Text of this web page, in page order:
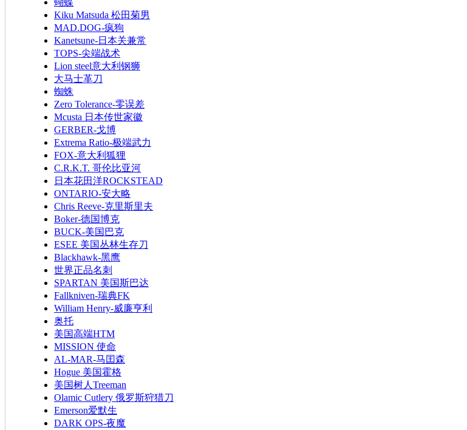
蝴蝶
Kiku Matsuda 松田菊男
MAD.DOG-疯狗
Kanetsune-日本关兼常
TOPS-尖端战术
Lion steel意大利钢狮
大马士革刀
蜘蛛
Zero Tolerance-零误差
Mcusta 日本传世家徽
GERBER-戈博
Extrema Ratio-极端武力
FOX-意大利狐狸
C.R.K.T. 哥伦比亚河
日本花田洋ROCKSTEAD
ONTARIO-安大略
Chris Reeve-克里斯里夫
Boker-德国博克
BUCK-美国巴克
ESEE 美国丛林生存刀
Blackhawk-黑鹰
世界正品名刺
SPARTAN 美国斯巴达
Fallkniven-瑞典FK
William Henry-威廉亨利
奥托
美国高端HTM
MISSION 使命
AL-MAR-马囯森
Hogue 美国霍格
美国树人Treeman
Olamic Cutlery 俄罗斯狩猎刀
Emerson爱默生
DARK OPS-夜魔